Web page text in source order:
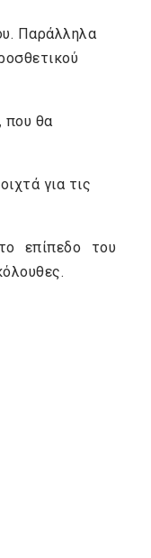
Παράλληλα
που θα
για τις
επίπεδο του